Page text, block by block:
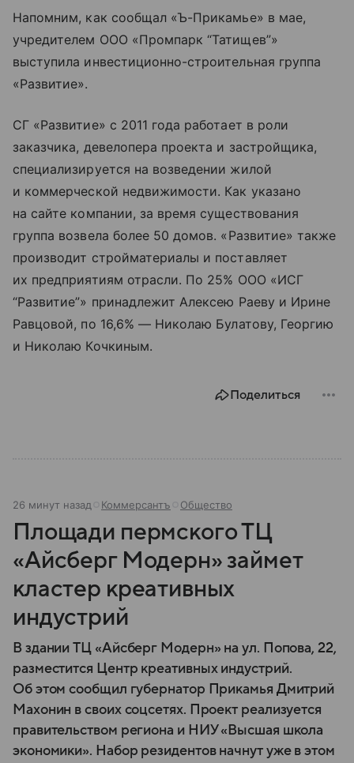
Напомним, как сообщал «Ъ-Прикамье» в мае,
учредителем ООО «Промпарк “Татищев”»
выступила инвестиционно-строительная группа
«Развитие».
СГ «Развитие» с 2011 года работает в роли
заказчика, девелопера проекта и застройщика,
специализируется на возведении жилой
и коммерческой недвижимости. Как указано
на сайте компании, за время существования
группа возвела более 50 домов. «Развитие» также
производит стройматериалы и поставляет
их предприятиям отрасли. По 25% ООО «ИСГ
“Развитие”» принадлежит Алексею Раеву и Ирине
Равцовой, по 16,6% — Николаю Булатову, Георгию
и Николаю Кочкиным.
Поделиться
26 минут назад Коммерсантъ Общество
Площади пермского ТЦ
«Айсберг Модерн» займет
кластер креативных
индустрий
В здании ТЦ «Айсберг Модерн» на ул. Попова, 22,
разместится Центр креативных индустрий.
Об этом сообщил губернатор Прикамья Дмитрий
Махонин в своих соцсетях. Проект реализуется
правительством региона и НИУ «Высшая школа
экономики». Набор резидентов начнут уже в этом